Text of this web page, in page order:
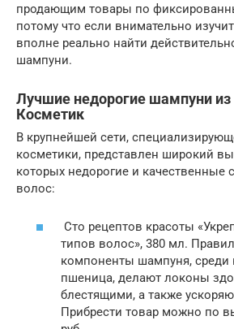
продающим товары по
потому что если внимательно
вполне реально найти
шампуни.
Лучшие недорогие шампуни
Косметик
В крупнейшей сети,
косметики, представлен широкий
которых недорогие и качественные
волос:
Сто рецептов красоты
типов волос», 380 мл.
компоненты шампуня, среди
пшеница, делают локоны
блестящими, а также
Прибрести товар можно по